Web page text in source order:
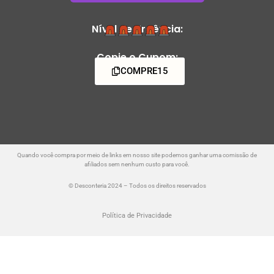
Nível de Urgência:
Copie o Cupom:
COMPRE15
Quando você compra por meio de links em nosso site podemos ganhar uma comissão de
afiliados sem nenhum custo para você.
© Desconteria 2024 – Todos os direitos reservados
Política de Privacidade